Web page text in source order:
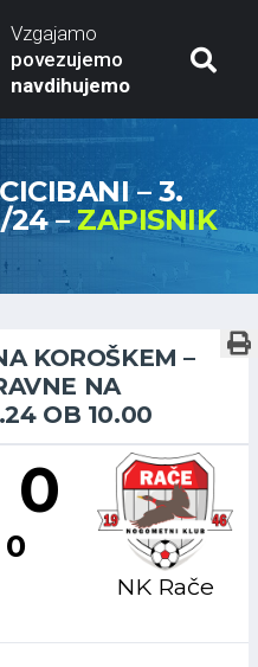
Vzgajamo
povezujemo
navdihujemo
– 3.
24 –ZAPISNIK
KOROŠKEM –
NA
OB 10.00
0
0
NK Rače